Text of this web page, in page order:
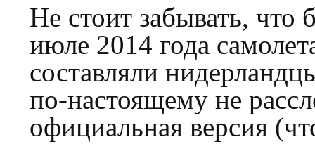
Не стоит забывать, что
июле 2014 года
составляли
по-настоящему не
официальная версия